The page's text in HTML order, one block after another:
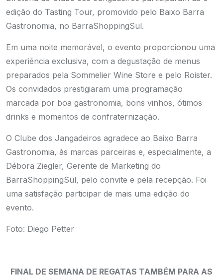
edição do Tasting Tour, promovido pelo Baixo Barra
Gastronomia, no BarraShoppingSul.
Em uma noite memorável, o evento proporcionou uma
experiência exclusiva, com a degustação de menus
preparados pela Sommelier Wine Store e pelo Roister.
Os convidados prestigiaram uma programação
marcada por boa gastronomia, bons vinhos, ótimos
drinks e momentos de confraternização.
O Clube dos Jangadeiros agradece ao Baixo Barra
Gastronomia, às marcas parceiras e, especialmente, a
Débora Ziegler, Gerente de Marketing do
BarraShoppingSul, pelo convite e pela recepção. Foi
uma satisfação participar de mais uma edição do
evento.
Foto: Diego Petter
FINAL DE SEMANA DE REGATAS TAMBÉM PARA AS